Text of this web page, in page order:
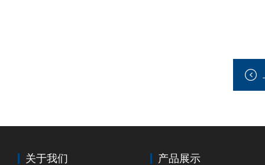
关于我们 产品展示